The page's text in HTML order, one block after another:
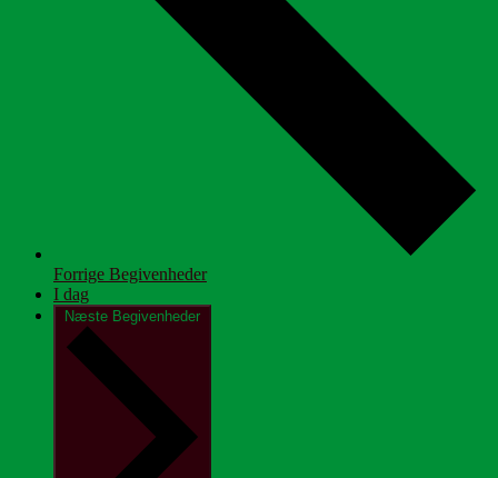
Forrige Begivenheder
I dag
Næste Begivenheder